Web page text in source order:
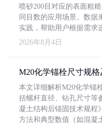
喷砂200目对应的表面粗
同目数的应用场景。数据
实践，帮助用户根据需求
2026年8月4日
M20化学锚栓尺寸规
本文详细解析M20化学锚
括螺杆直径、钻孔尺寸等
凝土结构后锚固技术规程
方法和典型数值（如混凝